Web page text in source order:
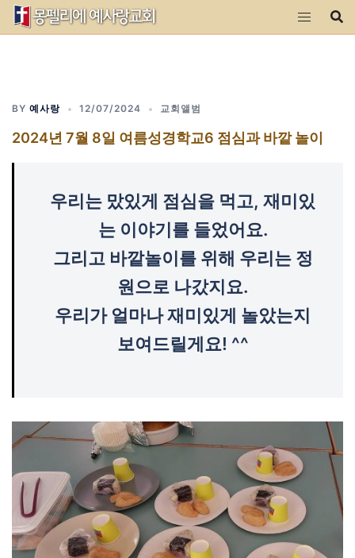
Skip
BY 예사랑 12/07/2024 교회앨범
2024년 7월 8일 여름성경학교6 점심과 바깥 놀이
우리는 맜있게 점심을 먹고, 재미있
는 이야기를 들었어요.
그리고 바깥놀이를 위해 우리는 정
원으로 나갔지요.
우리가 얼마나 재미있게 놀았는지
보여드릴게요! ^^